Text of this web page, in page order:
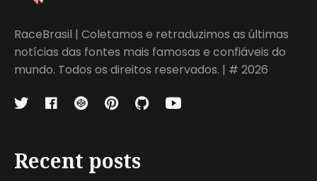
RaceBrasil | Coletamos e retraduzimos as últimas
notícias das fontes mais famosas e confiáveis do
mundo. Todos os direitos reservados. | # 2026
Recent posts